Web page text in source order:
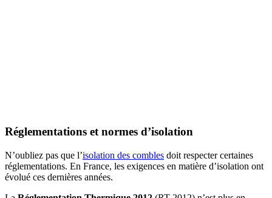
Réglementations et normes d’isolation
N’oubliez pas que l’isolation des combles doit respecter certaines
réglementations. En France, les exigences en matière d’isolation ont
évolué ces dernières années.